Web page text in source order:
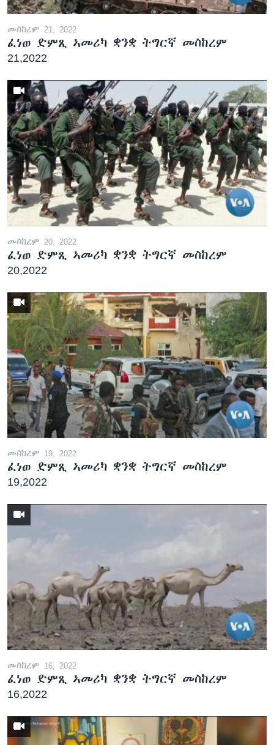
መስከረም 21, 2022
ፈነወ ድምጺ ኣመሪካ ቋንቋ ትግርኛ መስከረም
21,2022
መስከረም 20, 2022
ፈነወ ድምጺ ኣመሪካ ቋንቋ ትግርኛ መስከረም
20,2022
መስከረም 19, 2022
ፈነወ ድምጺ ኣመሪካ ቋንቋ ትግርኛ መስከረም
19,2022
መስከረም 16, 2022
ፈነወ ድምጺ ኣመሪካ ቋንቋ ትግርኛ መስከረም
16,2022